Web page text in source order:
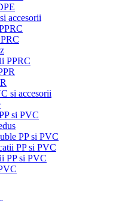
accesorii
PPRC
si accesorii
si PVC
PP si PVC
PP si PVC
PP si PVC